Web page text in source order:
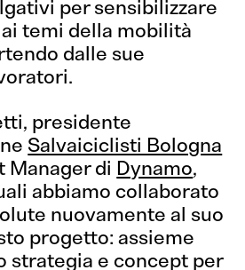
per sensibilizzare
temi della mobilità
dalle sue
presidente
Salvaiciclisti Bologna
Manager di Dynamo,
abbiamo collaborato
nuovamente al suo
progetto: assieme
strategia e concept per